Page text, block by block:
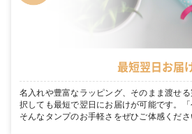
最短翌日お届
名入れや豊富なラッピング、そのまま渡せ
択しても最短で翌日にお届けが可能です。「
そんなタンプのお手軽さをぜひご体感くださ